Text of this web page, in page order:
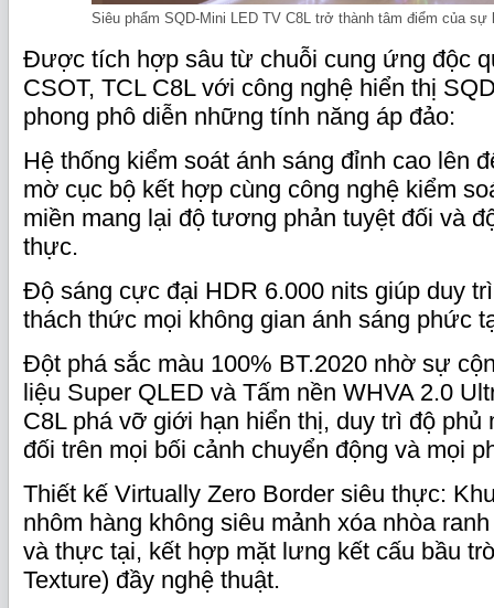
Siêu phẩm SQD-Mini LED TV C8L trở thành tâm điểm của sự
Được tích hợp sâu từ chuỗi cung ứng độc
CSOT, TCL C8L với công nghệ hiển thị
phong phô diễn những tính năng áp đảo:
Hệ thống kiểm soát ánh sáng đỉnh cao lên
mờ cục bộ kết hợp cùng công nghệ kiểm
miền mang lại độ tương phản tuyệt đối và
thực.
Độ sáng cực đại HDR 6.000 nits giúp duy
thách thức mọi không gian ánh sáng phức
Đột phá sắc màu 100% BT.2020 nhờ sự
liệu Super QLED và Tấm nền WHVA 2.0
C8L phá vỡ giới hạn hiển thị, duy trì độ phủ
đối trên mọi bối cảnh chuyển động và mọi
Thiết kế Virtually Zero Border siêu thực:
nhôm hàng không siêu mảnh xóa nhòa
và thực tại, kết hợp mặt lưng kết cấu bầu
Texture) đầy nghệ thuật.